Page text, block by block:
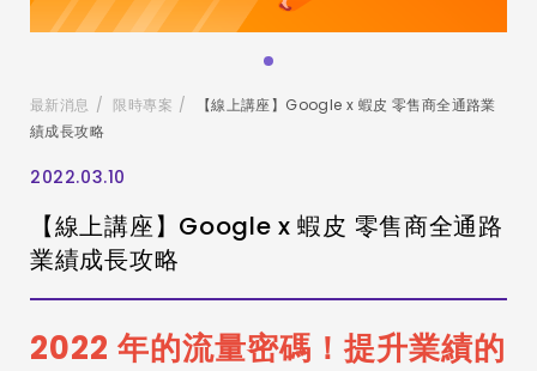
最新消息 / 限時專案 /
【線上講座】Google x 蝦皮 零售商全通路業
績成長攻略
2022.03.10
【線上講座】Google x 蝦皮 零售商全通路
業績成長攻略
2022 年的流量密碼！提升業績的